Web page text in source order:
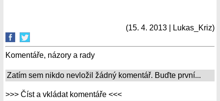
(15. 4. 2013 | Lukas_Kriz)
Komentáře, názory a rady
Zatím sem nikdo nevložil žádný komentář. Buďte první...
>>> Číst a vkládat komentáře <<<